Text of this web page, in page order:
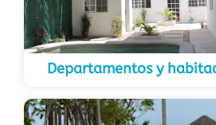
Departamentos y